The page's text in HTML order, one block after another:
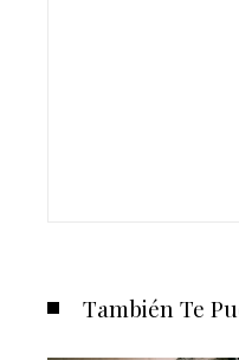
También Te